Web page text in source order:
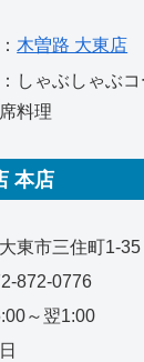
木曽路 大東店
しゃぶしゃぶ
料理
本店
東市三住町1-35
872-0776
～翌1:00